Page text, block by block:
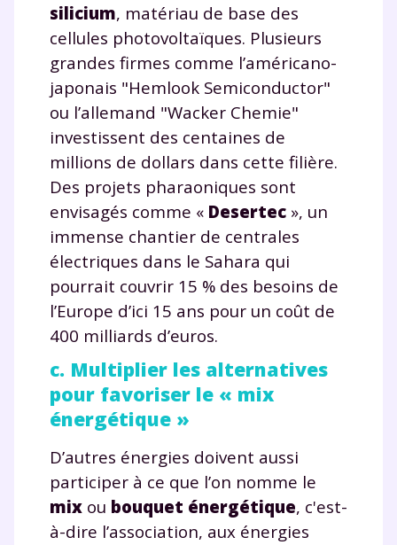
silicium, matériau de base des
cellules photovoltaïques. Plusieurs
grandes firmes comme l’américano-
japonais "Hemlook Semiconductor"
ou l’allemand "Wacker Chemie"
investissent des centaines de
millions de dollars dans cette filière.
Des projets pharaoniques sont
envisagés comme « Desertec », un
immense chantier de centrales
électriques dans le Sahara qui
pourrait couvrir 15 % des besoins de
l’Europe d’ici 15 ans pour un coût de
400 milliards d’euros.
c. Multiplier les alternatives
pour favoriser le « mix
énergétique »
D’autres énergies doivent aussi
participer à ce que l’on nomme le
mix ou bouquet énergétique, c'est-
à-dire l’association, aux énergies